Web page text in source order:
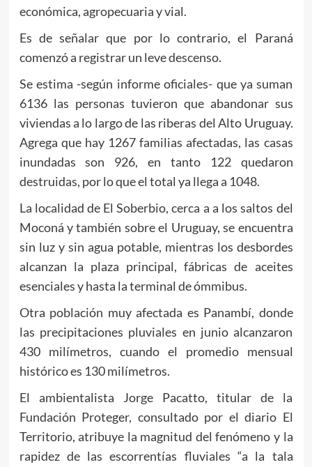
económica, agropecuaria y vial.
Es de señalar que por lo contrario, el Paraná
comenzó a registrar un leve descenso.
Se estima -según informe oficiales- que ya suman
6136 las personas tuvieron que abandonar sus
viviendas a lo largo de las riberas del Alto Uruguay.
Agrega que hay 1267 familias afectadas, las casas
inundadas son 926, en tanto 122 quedaron
destruidas, por lo que el total ya llega a 1048.
La localidad de El Soberbio, cerca a a los saltos del
Moconá y también sobre el Uruguay, se encuentra
sin luz y sin agua potable, mientras los desbordes
alcanzan la plaza principal, fábricas de aceites
esenciales y hasta la terminal de ómmibus.
Otra población muy afectada es Panambí, donde
las precipitaciones pluviales en junio alcanzaron
430 milímetros, cuando el promedio mensual
histórico es 130 milímetros.
El ambientalista Jorge Pacatto, titular de la
Fundación Proteger, consultado por el diario El
Territorio, atribuye la magnitud del fenómeno y la
rapidez de las escorrentías fluviales “a la tala